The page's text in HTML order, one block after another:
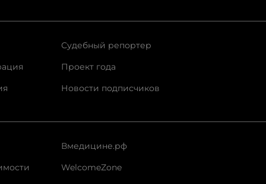
Судебный репортер
Проект года
Новости подписчиков
Вмедицине.рф
WelcomeZone